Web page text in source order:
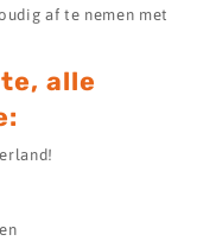
af te nemen met
alle